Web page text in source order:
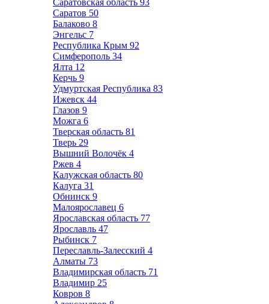
Саратовская область 93
Саратов 50
Балаково 8
Энгельс 7
Республика Крым 92
Симферополь 34
Ялта 12
Керчь 9
Удмуртская Республика 83
Ижевск 44
Глазов 9
Можга 6
Тверская область 81
Тверь 29
Вышний Волочёк 4
Ржев 4
Калужская область 80
Калуга 31
Обнинск 9
Малоярославец 6
Ярославская область 77
Ярославль 47
Рыбинск 7
Переславль-Залесский 4
Алматы 73
Владимирская область 71
Владимир 25
Ковров 8